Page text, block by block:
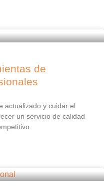
de
actualizado y cuidar el
un servicio de calidad